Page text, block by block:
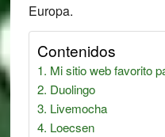
Europa.
Contenidos
Mi sitio web favorito
Duolingo
Livemocha
Loecsen